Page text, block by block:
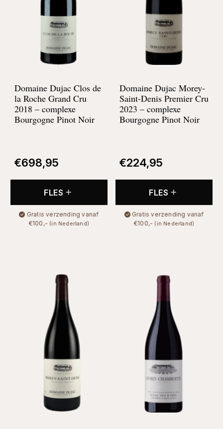
Domaine Dujac Clos de
la Roche Grand Cru
2018 – complexe
Bourgogne Pinot Noir
€698,95
FLES
Gratis verzending vanaf
€100,- (in Nederland)
Domaine Dujac Morey-
Saint-Denis Premier Cru
2023 – complexe
Bourgogne Pinot Noir
€224,95
FLES
Gratis verzending vanaf
€100,- (in Nederland)